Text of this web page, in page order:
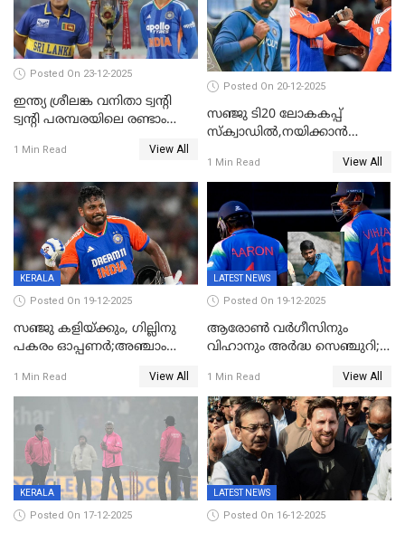
Posted On 23-12-2025
ഇന്ത്യ ശ്രീലങ്ക വനിതാ ട്വന്റി
ട്വന്റി പരമ്പരയിലെ രണ്ടാം
1 Min Read View All
Posted On 20-12-2025
സഞ്ജു ടി20 ലോകകപ്പ്
സ്‌ക്വാഡിൽ,നയിക്കാൻ
പ്രഖ്യാപിച്ച് ബി.സി.സി.ഐ
1 Min Read View All
KERALA
Posted On 19-12-2025
സഞ്ജു കളിയ്ക്കും, ഗില്ലിനു
പകരം ഓപ്പണർ;അഞ്ചാം
മാറ്റം
1 Min Read View All
LATEST NEWS
Posted On 19-12-2025
ആരോൺ വർഗീസിനും
വിഹാനും അർദ്ധ സെഞ്ചുറി;
ഇന്ത്യ ഫൈനലിൽ
1 Min Read View All
KERALA
Posted On 17-12-2025
LATEST NEWS
Posted On 16-12-2025